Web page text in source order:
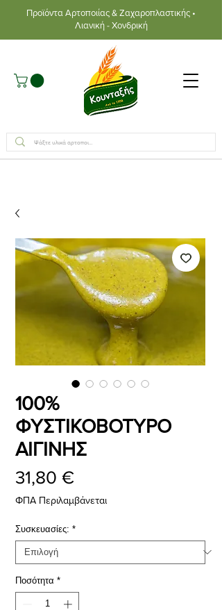
Προϊόντα Αρτοποιίας & Ζαχαροπλαστικής •
Λιανική - Χονδρική
100%
ΦΥΣΤΙΚΟΒΟΤΥΡΟ
ΑΙΓΙΝΗΣ
31,80 €Τιμή
ΦΠΑ Περιλαμβάνεται
Συσκευασίες: *
Ποσότητα *